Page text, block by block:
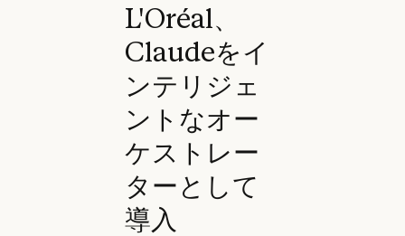
L'Oréal、
Claudeをイ
ンテリジェ
ントなオー
ケストレー
ターとして
導入